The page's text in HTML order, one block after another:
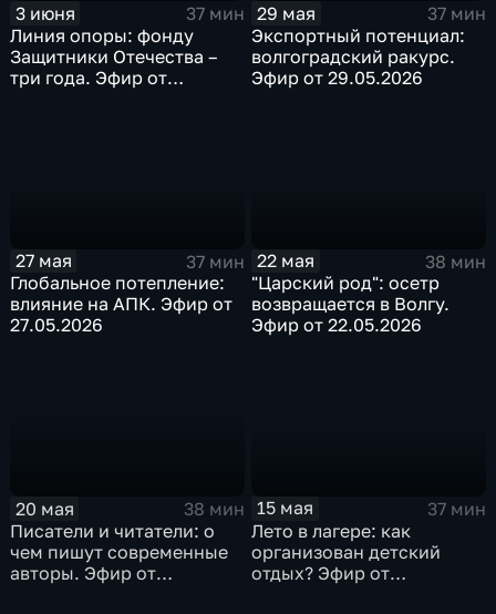
3 июня
37 мин
Линия опоры: фонду
Защитники Отечества –
три года. Эфир от
29 мая
37 мин
Экспортный потенциал:
волгоградский ракурс.
Эфир от 29.05.2026
27 мая
37 мин
Глобальное потепление:
влияние на АПК. Эфир от
27.05.2026
22 мая
38 мин
"Царский род": осетр
возвращается в Волгу.
Эфир от 22.05.2026
20 мая
38 мин
Писатели и читатели: о
чем пишут современные
авторы. Эфир от
15 мая
37 мин
Лето в лагере: как
организован детский
отдых? Эфир от